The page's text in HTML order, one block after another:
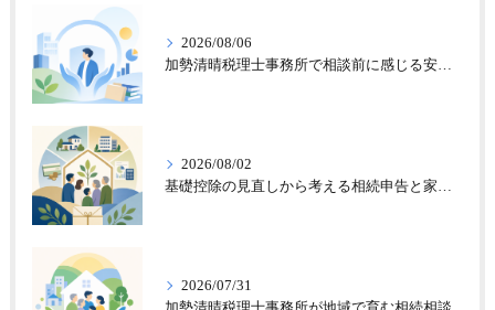
2026/08/06
加勢清晴税理士事務所で相談前に感じる安心感
2026/08/02
基礎控除の見直しから考える相続申告と家族の財産整理
2026/07/31